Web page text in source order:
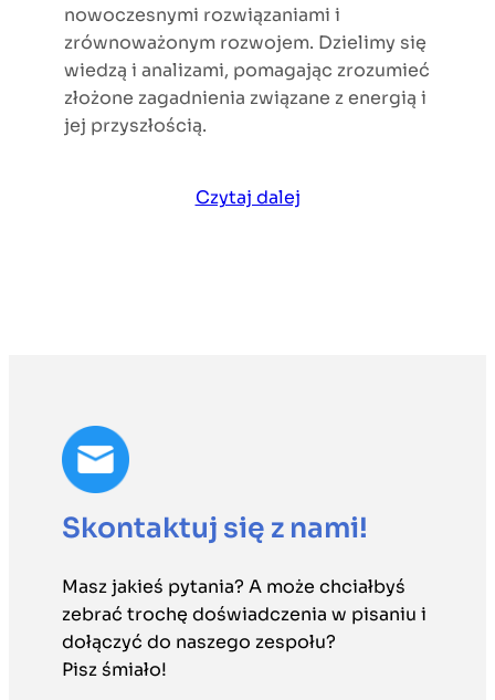
nowoczesnymi rozwiązaniami i
zrównoważonym rozwojem. Dzielimy się
wiedzą i analizami, pomagając zrozumieć
złożone zagadnienia związane z energią i
jej przyszłością.
Czytaj dalej
Skontaktuj się z nami!
Masz jakieś pytania? A może chciałbyś
zebrać trochę doświadczenia w pisaniu i
dołączyć do naszego zespołu?
Pisz śmiało!